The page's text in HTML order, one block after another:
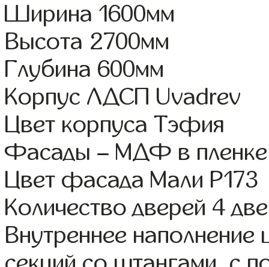
Ширина 1600мм
Высота 2700мм
Глубина 600мм
Корпус ЛДСП Uvadrev
Цвет корпуса Тэфия
Фасады – МДФ в
Цвет фасада Мали Р173
Количество дверей 4
Внутреннее